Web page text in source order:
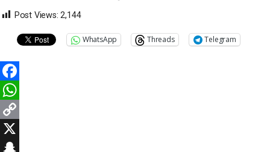
Post Views: 2,144
WhatsApp Threads Telegram
Facebook
WhatsApp
Copy
Link
X